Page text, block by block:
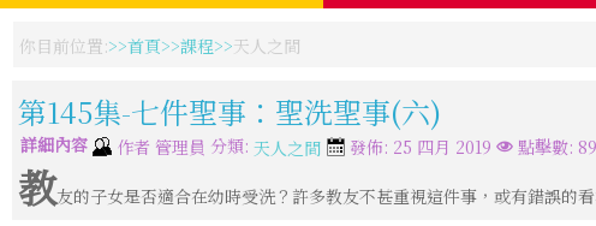
你目前位置: 首頁 課程 天人之間
第145集-七件聖事：聖洗聖事(六)
詳細內容 作者 管理員 分類: 天人之間 發佈: 25 四月 2019 點擊數:
教友的子女是否適合在幼時受洗？許多教友不甚重視這件事，或有錯誤的